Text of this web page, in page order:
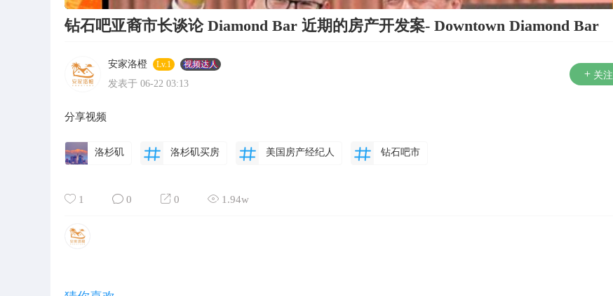
钻石吧亚裔市长谈论 Diamond Bar 近期的房产开发案- Downtown Diamond Bar
安家洛橙 Lv.1 视频达人
发表于 06-22 03:13
关注
分享视频
洛杉矶 洛杉矶买房 美国房产经纪人 钻石吧市
1 0 0 1.94w